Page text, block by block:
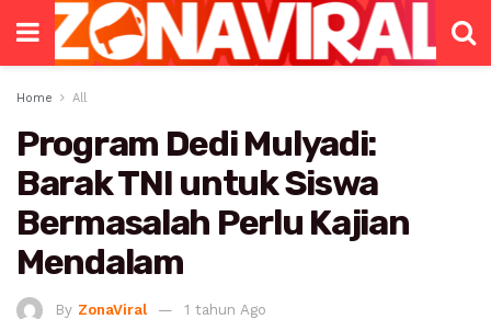
Home All
Program Dedi Mulyadi:
Barak TNI untuk Siswa
Bermasalah Perlu Kajian
Mendalam
By ZonaViral 1 tahun Ago